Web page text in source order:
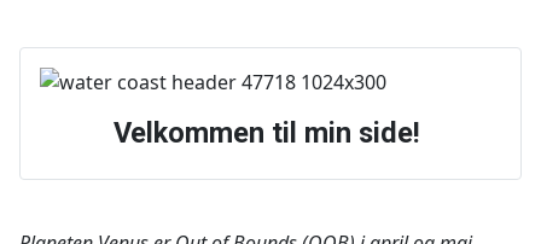
Velkommen til min side!